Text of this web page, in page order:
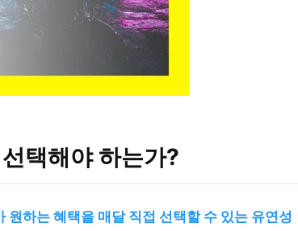
택해야 하는가?
원하는 혜택을 매달 직접 선택할 수 있는 유연성